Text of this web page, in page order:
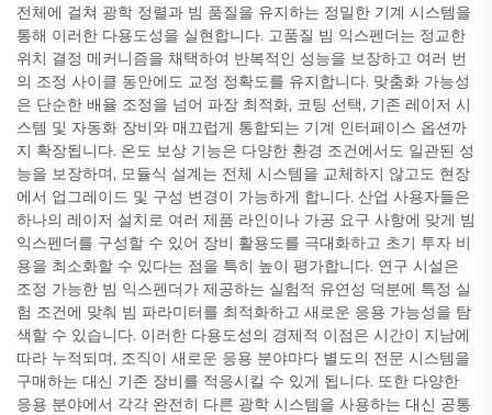
전체에 걸쳐 광학 정렬과 빔 품질을 유지하는 정밀한 기계 시스템을
통해 이러한 다용도성을 실현합니다. 고품질 빔 익스펜더는 정교한
위치 결정 메커니즘을 채택하여 반복적인 성능을 보장하고 여러 번
의 조정 사이클 동안에도 교정 정확도를 유지합니다. 맞춤화 가능성
은 단순한 배율 조정을 넘어 파장 최적화, 코팅 선택, 기존 레이저 시
스템 및 자동화 장비와 매끄럽게 통합되는 기계 인터페이스 옵션까
지 확장됩니다. 온도 보상 기능은 다양한 환경 조건에서도 일관된 성
능을 보장하며, 모듈식 설계는 전체 시스템을 교체하지 않고도 현장
에서 업그레이드 및 구성 변경이 가능하게 합니다. 산업 사용자들은
하나의 레이저 설치로 여러 제품 라인이나 가공 요구 사항에 맞게 빔
익스펜더를 구성할 수 있어 장비 활용도를 극대화하고 초기 투자 비
용을 최소화할 수 있다는 점을 특히 높이 평가합니다. 연구 시설은
조정 가능한 빔 익스펜더가 제공하는 실험적 유연성 덕분에 특정 실
험 조건에 맞춰 빔 파라미터를 최적화하고 새로운 응용 가능성을 탐
색할 수 있습니다. 이러한 다용도성의 경제적 이점은 시간이 지남에
따라 누적되며, 조직이 새로운 응용 분야마다 별도의 전문 시스템을
구매하는 대신 기존 장비를 적응시킬 수 있게 됩니다. 또한 다양한
응용 분야에서 각각 완전히 다른 광학 시스템을 사용하는 대신 공통